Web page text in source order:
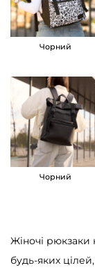
у
к
S
a
m
b
a
g
l
Чорний
Чорний
Жіночі рюкзаки
будь-яких